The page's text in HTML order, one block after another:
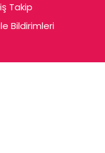
Takip
Bildirimleri